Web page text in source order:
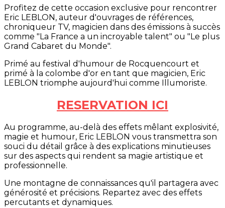
Profitez de cette occasion exclusive pour rencontrer
Eric LEBLON, auteur d'ouvrages de références,
chroniqueur TV, magicien dans des émissions à succès
comme "La France a un incroyable talent" ou "Le plus
Grand Cabaret du Monde".
Primé au festival d'humour de Rocquencourt et
primé à la colombe d'or en tant que magicien, Eric
LEBLON triomphe aujourd'hui comme Illumoriste.
RESERVATION ICI
Au programme, au-delà des effets mêlant explosivité,
magie et humour, Eric LEBLON vous transmettra son
souci du détail grâce à des explications minutieuses
sur des aspects qui rendent sa magie artistique et
professionnelle.
Une montagne de connaissances qu'il partagera avec
générosité et précisions. Repartez avec des effets
percutants et dynamiques.